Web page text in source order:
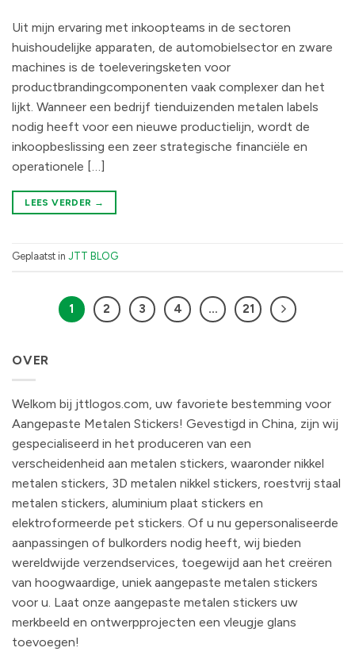
Uit mijn ervaring met inkoopteams in de sectoren
huishoudelijke apparaten, de automobielsector en zware
machines is de toeleveringsketen voor
productbrandingcomponenten vaak complexer dan het
lijkt. Wanneer een bedrijf tienduizenden metalen labels
nodig heeft voor een nieuwe productielijn, wordt de
inkoopbeslissing een zeer strategische financiële en
operationele […]
LEES VERDER →
Geplaatst in JTT BLOG
1 2 3 4 … 21
OVER
Welkom bij jttlogos.com, uw favoriete bestemming voor
Aangepaste Metalen Stickers! Gevestigd in China, zijn wij
gespecialiseerd in het produceren van een
verscheidenheid aan metalen stickers, waaronder nikkel
metalen stickers, 3D metalen nikkel stickers, roestvrij staal
metalen stickers, aluminium plaat stickers en
elektroformeerde pet stickers. Of u nu gepersonaliseerde
aanpassingen of bulkorders nodig heeft, wij bieden
wereldwijde verzendservices, toegewijd aan het creëren
van hoogwaardige, uniek aangepaste metalen stickers
voor u. Laat onze aangepaste metalen stickers uw
merkbeeld en ontwerpprojecten een vleugje glans
toevoegen!